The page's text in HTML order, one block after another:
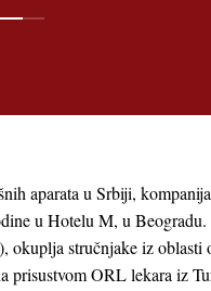
aparata u Srbiji,
u Hotelu M, u
stručnjake iz
prisustvom ORL lekara iz